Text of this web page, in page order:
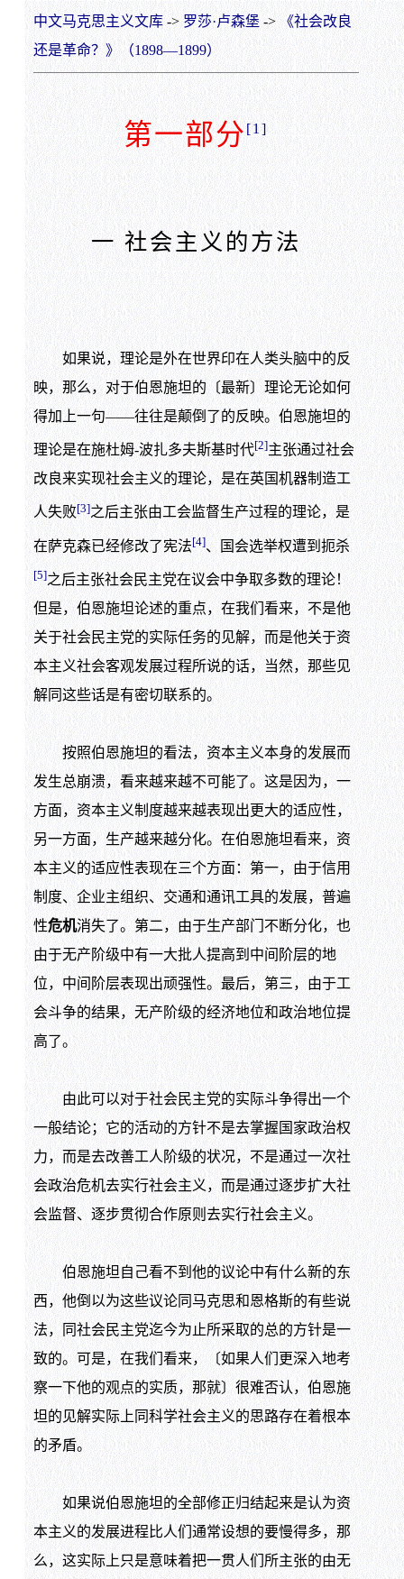
中文马克思主义文库-> 罗莎·卢森堡 ->
《社会改良
还是革命？》（1898—1899）
第一部分 [1]
一 社会主义的方法
如果说，理论是外在世界印在人类头脑中的反
映，那么，对于伯恩施坦的〔最新〕理论无论如何
得加上一句——往往是颠倒了的反映。伯恩施坦的
理论是在施杜姆-波扎多夫斯基时代[2]主张通过社会
改良来实现社会主义的理论，是在英国机器制造工
人失败[3]之后主张由工会监督生产过程的理论，是
在萨克森已经修改了宪法[4]、国会选举权遭到扼杀
[5]之后主张社会民主党在议会中争取多数的理论！
但是，伯恩施坦论述的重点，在我们看来，不是他
关于社会民主党的实际任务的见解，而是他关于资
本主义社会客观发展过程所说的话，当然，那些见
解同这些话是有密切联系的。
按照伯恩施坦的看法，资本主义本身的发展而
发生总崩溃，看来越来越不可能了。这是因为，一
方面，资本主义制度越来越表现出更大的适应性，
另一方面，生产越来越分化。在伯恩施坦看来，资
本主义的适应性表现在三个方面：第一，由于信用
制度、企业主组织、交通和通讯工具的发展，普遍
性危机消失了。第二，由于生产部门不断分化，也
由于无产阶级中有一大批人提高到中间阶层的地
位，中间阶层表现出顽强性。最后，第三，由于工
会斗争的结果，无产阶级的经济地位和政治地位提
高了。
由此可以对于社会民主党的实际斗争得出一个
一般结论；它的活动的方针不是去掌握国家政治权
力，而是去改善工人阶级的状况，不是通过一次社
会政治危机去实行社会主义，而是通过逐步扩大社
会监督、逐步贯彻合作原则去实行社会主义。
伯恩施坦自己看不到他的议论中有什么新的东
西，他倒以为这些议论同马克思和恩格斯的有些说
法，同社会民主党迄今为止所采取的总的方针是一
致的。可是，在我们看来，〔如果人们更深入地考
察一下他的观点的实质，那就〕很难否认，伯恩施
坦的见解实际上同科学社会主义的思路存在着根本
的矛盾。
如果说伯恩施坦的全部修正归结起来是认为资
本主义的发展进程比人们通常设想的要慢得多，那
么，这实际上只是意味着把一贯人们所主张的由无